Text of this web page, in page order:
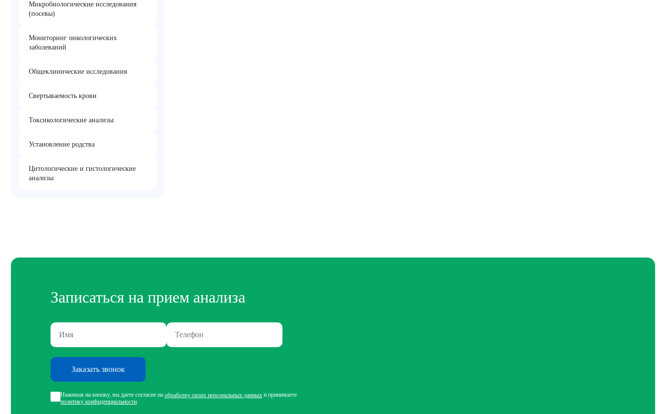
Микробиологические исследования
(посевы)
Мониторинг онкологических
заболеваний
Общеклинические исследования
Свертываемость крови
Токсикологические анализы
Установление родства
Цитологические и гистологические
анализы
Записаться на прием анализа
Заказать звонок
Нажимая на кнопку, вы даете согласие на обработку своих персональных данных и принимаете
политику конфиденциальности